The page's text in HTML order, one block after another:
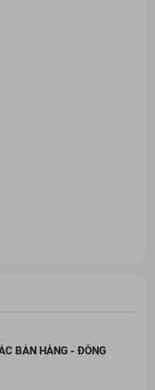
BÁN HÀNG - ĐỒNG